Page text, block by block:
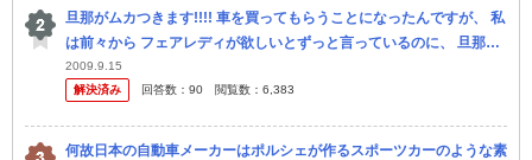
旦那がムカつきます!!!! 車を買ってもらうことになったんですが、 私
は前々から フェアレディが欲しいとずっと言っているのに、 旦那は
「あまり余裕がないから」とかグダグダ言い訳ばっかりして、 軽...
2009.9.15
解決済み
回答数： 90 閲覧数： 6,383
何故日本の自動車メーカーはポルシェが作るスポーツカーのような素